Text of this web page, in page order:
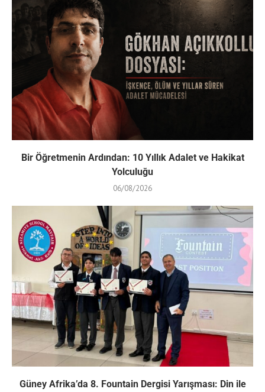
Bir Öğretmenin Ardından: 10 Yıllık Adalet ve Hakikat
Yolculuğu
06/08/2026
Güney Afrika’da 8. Fountain Dergisi Yarışması: Din ile